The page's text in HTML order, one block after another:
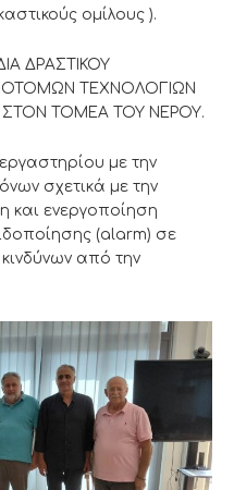
ομίλους ).
ΔΡΑΣΤΙΚΟΥ
ΤΕΧΝΟΛΟΓΙΩΝ
ΣΤΟΝ ΤΟΜΕΑ ΤΟΥ ΝΕΡΟΥ.
με την
σχετικά με την
και ενεργοποίηση
(alarm) σε
από την